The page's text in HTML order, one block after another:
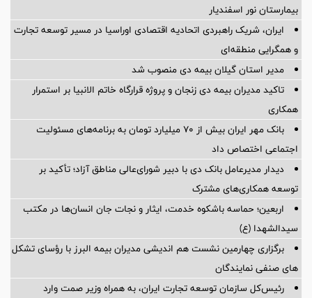
بیمارستان نور اسفندیار
ایران، شریک راهبردی اتحادیه اقتصادی اوراسیا در مسیر توسعه تجارت
و همگرایی منطقه‌ای
مدیر استان گیلان بیمه دی منصوب شد
تاکید مدیران بیمه دی زنجان و پروژه قرارگاه خاتم الانبیا بر استمرار
همکاری
بانک مهر ایران بیش از ۷۰ میلیارد تومان به برنامه‌های مسئولیت
اجتماعی اختصاص داد
دیدار مدیرعامل بانک دی با دبیر شورای‌عالی مناطق آزاد؛ تأکید بر
توسعه همکاری‌های مشترک
اربعین؛ حماسه باشکوه خدمت، ایثار و نجات جان انسان‌ها در مکتب
سیدالشهدا (ع)
برگزاری چهارمین نشست هم اندیشی مدیران بیمه البرز با رؤسای تشکل
های صنفی نمایندگان
رئیس‌کل سازمان توسعه تجارت ایران، به همراه وزیر صمت وارد